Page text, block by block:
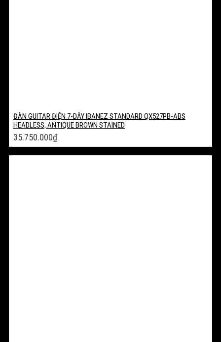
ĐÀN GUITAR ĐIỆN 7-DÂY IBANEZ STANDARD QX527PB-ABS
HEADLESS, ANTIQUE BROWN STAINED
35.750.000₫